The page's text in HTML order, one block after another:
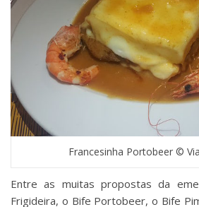
Francesinha Portobeer ©
Entre as muitas propostas da
Frigideira, o Bife Portobeer, o Bife